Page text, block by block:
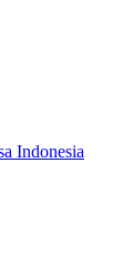
Indonesia